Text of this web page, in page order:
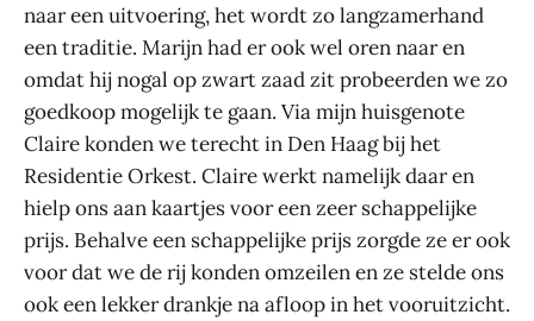
naar een uitvoering, het wordt zo langzamerhand
een traditie. Marijn had er ook wel oren naar en
omdat hij nogal op zwart zaad zit probeerden we zo
goedkoop mogelijk te gaan. Via mijn huisgenote
Claire konden we terecht in Den Haag bij het
Residentie Orkest. Claire werkt namelijk daar en
hielp ons aan kaartjes voor een zeer schappelijke
prijs. Behalve een schappelijke prijs zorgde ze er ook
voor dat we de rij konden omzeilen en ze stelde ons
ook een lekker drankje na afloop in het vooruitzicht.